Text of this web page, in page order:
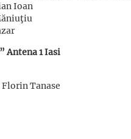
Ioan
Antena 1 Iasi
Tanase